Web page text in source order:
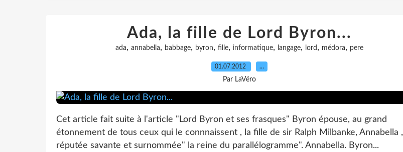
Ada, la fille de Lord Byron...
ada, annabella, babbage, byron, fille, informatique, langage, lord , médora, pere
01.07.2012 …
Par LaVéro
Cet article fait suite à l'article "Lord Byron et ses frasques" Byron épouse, au grand
étonnement de tous ceux qui le connnaissent , la fille de sir Ralph Milbanke, Annabella ,
réputée savante et surnommée" la reine du parallélogramme". Annabella. Byron...